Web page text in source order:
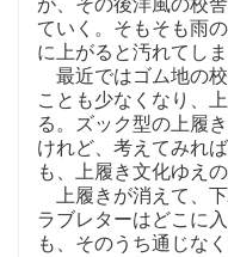
ていく。そもそも雨
に上がると汚れてし
最近ではゴム地の
ことも少なくなり、
る。ズック型の上履
けれど、考えてみれ
も、上履き文化ゆえ
上履きが消えて、
ラブレターはどこに
も、そのうち通じな